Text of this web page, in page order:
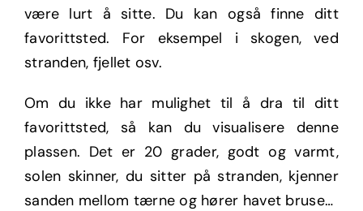
være lurt å sitte. Du kan også finne ditt
favorittsted. For eksempel i skogen, ved
stranden, fjellet osv.
Om du ikke har mulighet til å dra til ditt
favorittsted, så kan du visualisere denne
plassen. Det er 20 grader, godt og varmt,
solen skinner, du sitter på stranden, kjenner
sanden mellom tærne og hører havet bruse…